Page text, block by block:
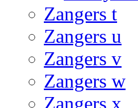
Zangers t
Zangers u
Zangers v
Zangers w
Zangers x